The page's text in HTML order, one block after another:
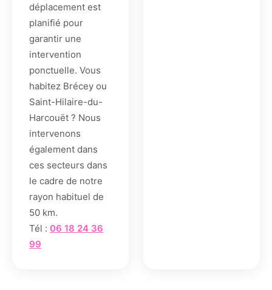
déplacement est
planifié pour
garantir une
intervention
ponctuelle. Vous
habitez Brécey ou
Saint-Hilaire-du-
Harcouët ? Nous
intervenons
également dans
ces secteurs dans
le cadre de notre
rayon habituel de
50 km.
Tél : 06 18 24 36
99